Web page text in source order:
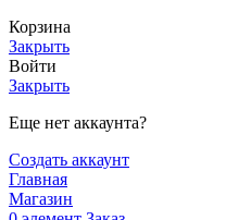
Корзина
Закрыть
Войти
Закрыть
Еще нет аккаунта?
Создать аккаунт
Главная
Магазин